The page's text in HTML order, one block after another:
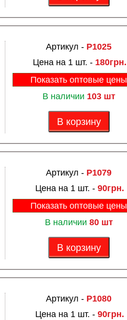
Артикул - P1025
Цена на 1 шт. - 180грн.
Показать оптовые цены
В наличии 103 шт
В корзину
Артикул - P1079
Цена на 1 шт. - 90грн.
Показать оптовые цены
В наличии 80 шт
В корзину
Артикул - P1080
Цена на 1 шт. - 90грн.